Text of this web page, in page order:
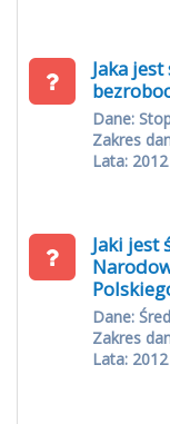
Jaka
Dane:
Zakres
Lata: 2012
Jaki jest
Dane:
Zakres
Lata: 2012